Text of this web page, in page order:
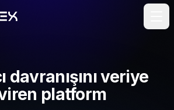
davranışını veriye
platform